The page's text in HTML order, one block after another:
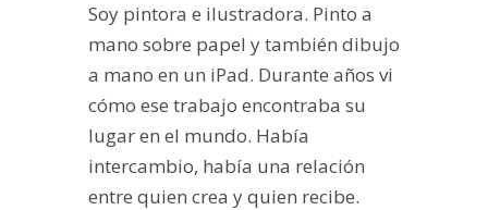
Soy pintora e ilustradora. Pinto a
mano sobre papel y también dibujo
a mano en un iPad. Durante años vi
cómo ese trabajo encontraba su
lugar en el mundo. Había
intercambio, había una relación
entre quien crea y quien recibe.